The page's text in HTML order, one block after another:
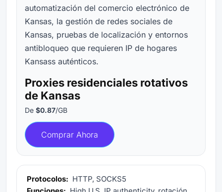
automatización del comercio electrónico de
Kansas, la gestión de redes sociales de
Kansas, pruebas de localización y entornos
antibloqueo que requieren IP de hogares
Kansass auténticos.
Proxies residenciales rotativos
de Kansas
De $0.87/GB
Comprar Ahora
Protocolos: HTTP, SOCKS5